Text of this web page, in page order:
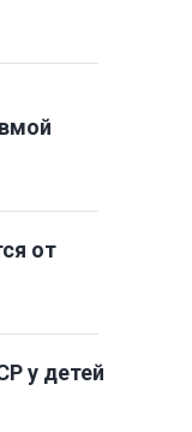
от
у детей